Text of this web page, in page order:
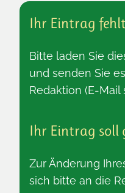
Ihr Eintrag
Bitte laden Sie
und senden Sie
Redaktion (E-Mail
Ihr Eintrag soll
Zur Änderung
sich bitte an die